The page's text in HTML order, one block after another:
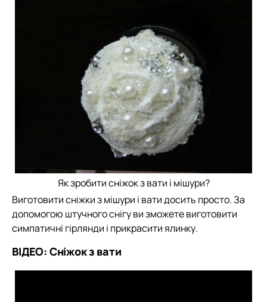
Як зробити сніжок з вати і мішури?
Виготовити сніжки з мішури і вати досить просто. За
допомогою штучного снігу ви зможете виготовити
симпатичні гірлянди і прикрасити ялинку.
ВІДЕО: Сніжок з вати